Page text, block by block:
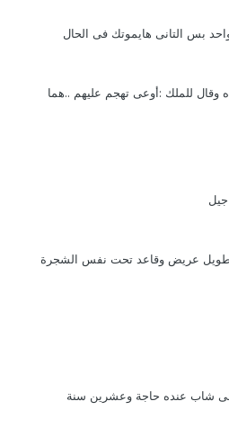
بس التانى هايموتك فى الحال
للملك :أوعى تهجم عليهم ..هما
عريض وقاعد تحت نفس الشجرة
شاب عنده حاجة وعشرين سنة